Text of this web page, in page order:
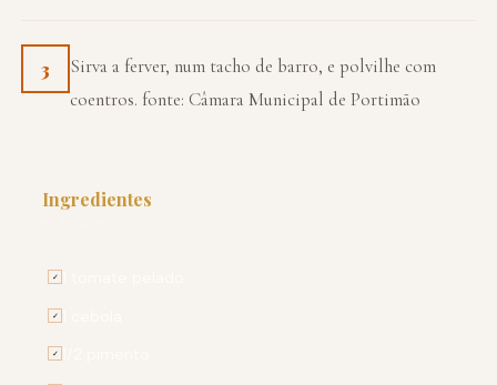
3
Sirva a ferver, num tacho de barro, e polvilhe com
coentros. fonte: Câmara Municipal de Portimão
Ingredientes
✓
✓
✓